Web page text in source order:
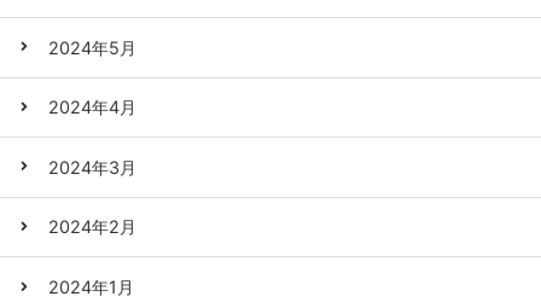
2024年5月
2024年4月
2024年3月
2024年2月
2024年1月